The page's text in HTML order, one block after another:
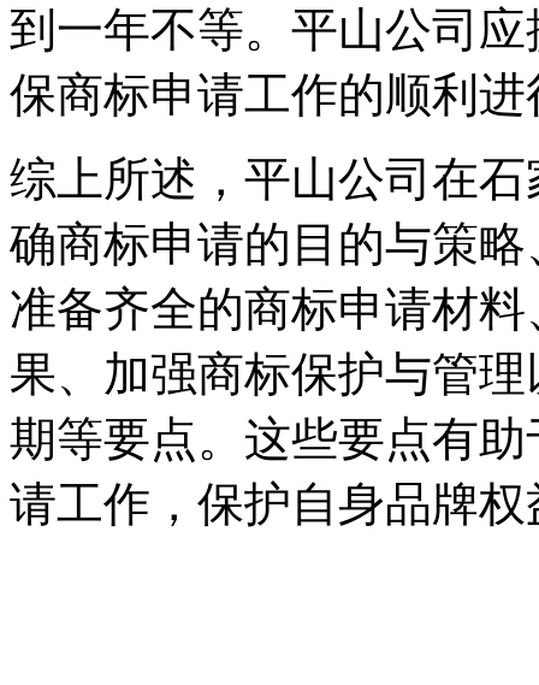
到一年不等。平山公司
保商标申请工作的顺利进
综上所述，平山公司在
确商标申请的目的与策
准备齐全的商标申请材
果、加强商标保护与管
期等要点。这些要点有
请工作，保护自身品牌权